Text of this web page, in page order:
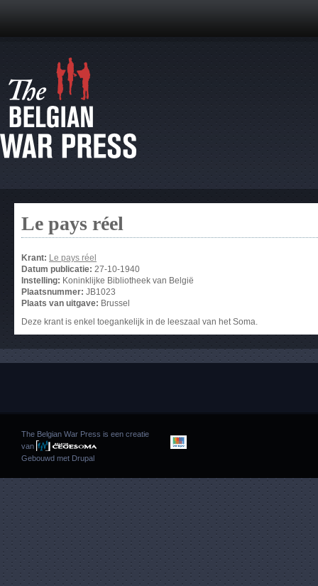
Le pays réel
Krant: Le pays réel
Datum publicatie: 27-10-1940
Instelling: Koninklijke Bibliotheek van België
Plaatsnummer: JB1023
Plaats van uitgave: Brussel
Deze krant is enkel toegankelijk in de leeszaal van het Soma.
The Belgian War Press is een creatie
van
Gebouwd met Drupal